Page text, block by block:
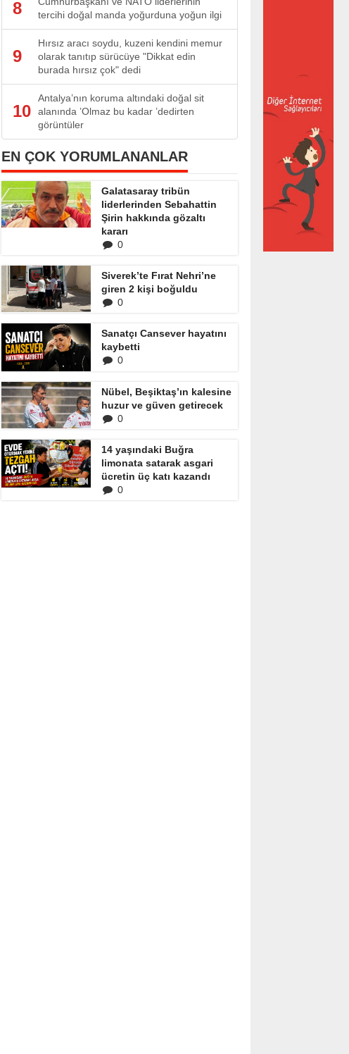
8
tercihi doğal manda yoğurduna yoğun ilgi
9
Hırsız aracı soydu, kuzeni kendini memur
olarak tanıtıp sürücüye "Dikkat edin
burada hırsız çok" dedi
10
Antalya’nın koruma altındaki doğal sit
alanında ’Olmaz bu kadar ’dedirten
görüntüler
EN ÇOK YORUMLANANLAR
Galatasaray tribün
liderlerinden Sebahattin
Şirin hakkında gözaltı
kararı
0
Siverek’te Fırat Nehri’ne
giren 2 kişi boğuldu
0
Sanatçı Cansever hayatını
kaybetti
0
Nübel, Beşiktaş’ın kalesine
huzur ve güven getirecek
0
14 yaşındaki Buğra
limonata satarak asgari
ücretin üç katı kazandı
0